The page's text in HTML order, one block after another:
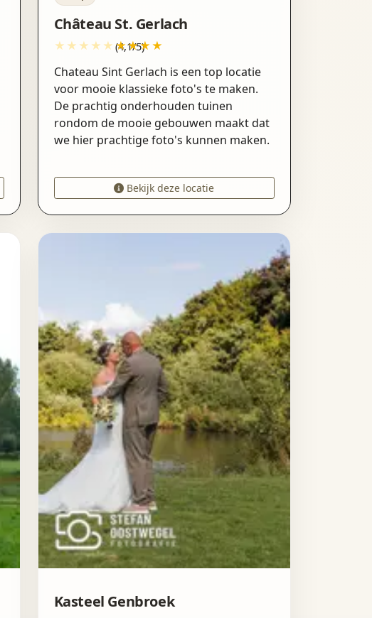
Château St. Gerlach
(4,1/5)
Chateau Sint Gerlach is een top locatie
voor mooie klassieke foto's te maken.
De prachtig onderhouden tuinen
rondom de mooie gebouwen maakt dat
we hier prachtige foto's kunnen maken.
Bekijk deze locatie
Kasteel Genbroek